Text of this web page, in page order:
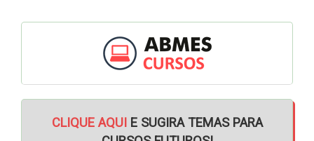
CLIQUE AQUIE SUGIRA TEMAS PARA